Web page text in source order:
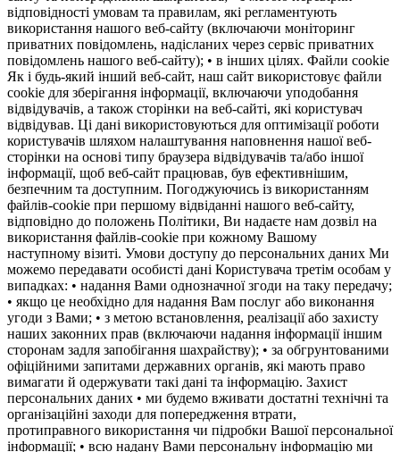
відповідності умовам та правилам, які регламентують
використання нашого веб-сайту (включаючи моніторинг
приватних повідомлень, надісланих через сервіс приватних
повідомлень нашого веб-сайту); • в інших цілях. Файли cookie
Як і будь-який інший веб-сайт, наш сайт використовує файли
cookie для зберігання інформації, включаючи уподобання
відвідувачів, а також сторінки на веб-сайті, які користувач
відвідував. Ці дані використовуються для оптимізації роботи
користувачів шляхом налаштування наповнення нашої веб-
сторінки на основі типу браузера відвідувачів та/або іншої
інформації, щоб веб-сайт працював, був ефективнішим,
безпечним та доступним. Погоджуючись із використанням
файлів-cookie при першому відвіданні нашого веб-сайту,
відповідно до положень Політики, Ви надаєте нам дозвіл на
використання файлів-cookie при кожному Вашому
наступному візиті. Умови доступу до персональних даних Ми
можемо передавати особисті дані Користувача третім особам у
випадках: • надання Вами однозначної згоди на таку передачу;
• якщо це необхідно для надання Вам послуг або виконання
угоди з Вами; • з метою встановлення, реалізації або захисту
наших законних прав (включаючи надання інформації іншим
сторонам задля запобігання шахрайству); • за обгрунтованими
офіційними запитами державних органів, які мають право
вимагати й одержувати такі дані та інформацію. Захист
персональних даних • ми будемо вживати достатні технічні та
організаційні заходи для попередження втрати,
протиправного використання чи підробки Вашої персональної
інформації; • всю надану Вами персональну інформацію ми